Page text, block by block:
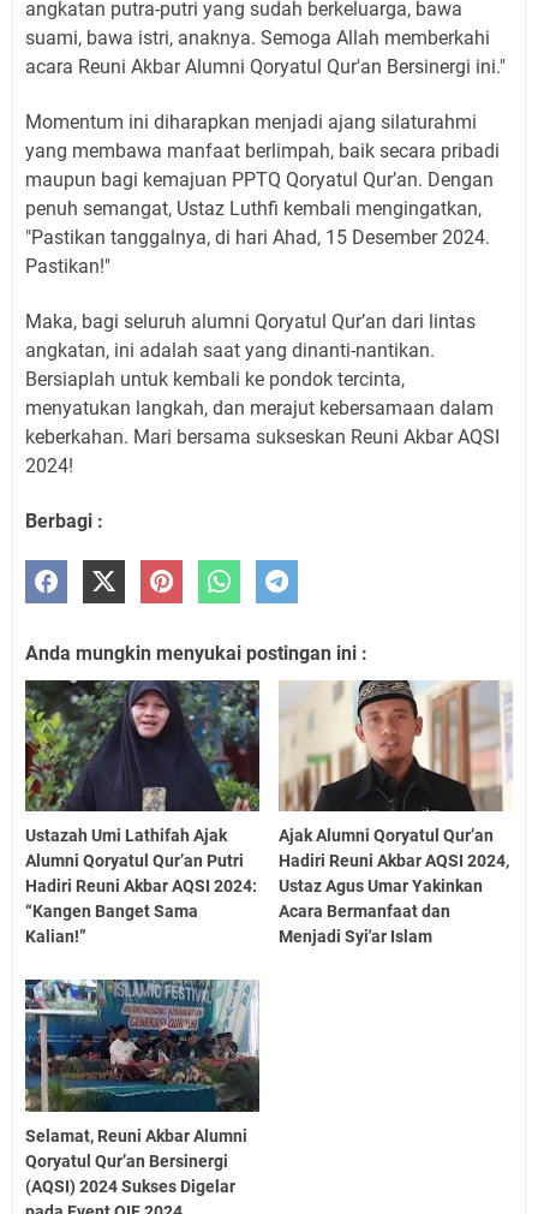
angkatan putra-putri yang sudah berkeluarga, bawa
suami, bawa istri, anaknya. Semoga Allah memberkahi
acara Reuni Akbar Alumni Qoryatul Qur'an Bersinergi ini."
Momentum ini diharapkan menjadi ajang silaturahmi
yang membawa manfaat berlimpah, baik secara pribadi
maupun bagi kemajuan PPTQ Qoryatul Qur’an. Dengan
penuh semangat, Ustaz Luthfi kembali mengingatkan,
"Pastikan tanggalnya, di hari Ahad, 15 Desember 2024.
Pastikan!"
Maka, bagi seluruh alumni Qoryatul Qur’an dari lintas
angkatan, ini adalah saat yang dinanti-nantikan.
Bersiaplah untuk kembali ke pondok tercinta,
menyatukan langkah, dan merajut kebersamaan dalam
keberkahan. Mari bersama sukseskan Reuni Akbar AQSI
2024!
Berbagi :
Anda mungkin menyukai postingan ini :
Ustazah Umi Lathifah Ajak
Alumni Qoryatul Qur’an Putri
Hadiri Reuni Akbar AQSI 2024:
“Kangen Banget Sama
Kalian!”
Ajak Alumni Qoryatul Qur’an
Hadiri Reuni Akbar AQSI 2024,
Ustaz Agus Umar Yakinkan
Acara Bermanfaat dan
Menjadi Syi'ar Islam
Selamat, Reuni Akbar Alumni
Qoryatul Qur’an Bersinergi
(AQSI) 2024 Sukses Digelar